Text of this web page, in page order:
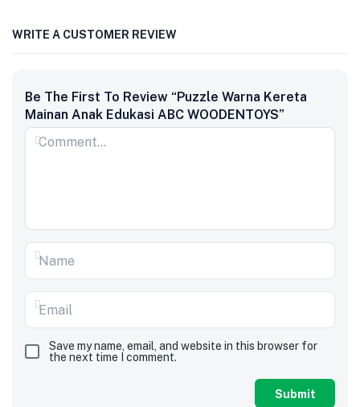
WRITE A CUSTOMER REVIEW
Be The First To Review “Puzzle Warna Kereta
Mainan Anak Edukasi ABC WOODENTOYS”
Save my name, email, and website in this browser for
the next time I comment.